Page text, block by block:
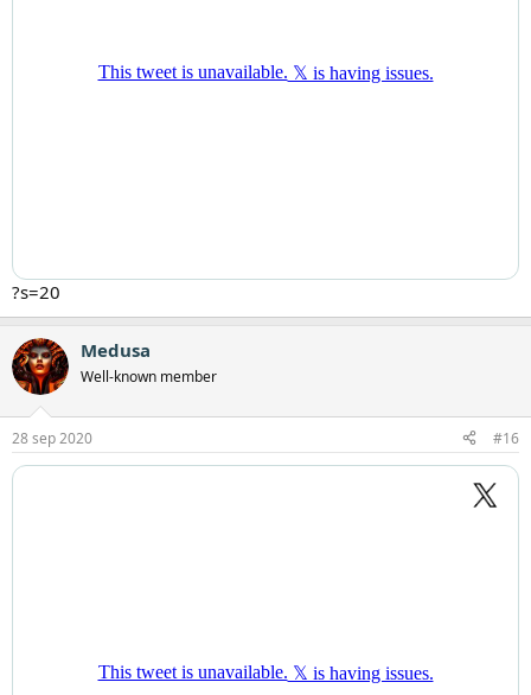
?s=20
Medusa
Well-known member
28 sep 2020 #16